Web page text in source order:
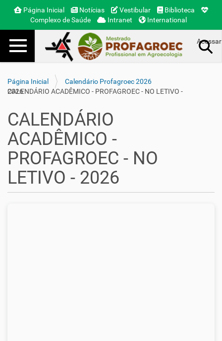
Página Inicial Notícias Vestibular
Biblioteca
Complexo de Saúde
Intranet International
Toggle navigation Acessar
Página Inicial
Calendário Profagroec 2026
CALENDÁRIO ACADÊMICO - PROFAGROEC - NO LETIVO - 2026
CALENDÁRIO
ACADÊMICO -
PROFAGROEC - NO
LETIVO - 2026